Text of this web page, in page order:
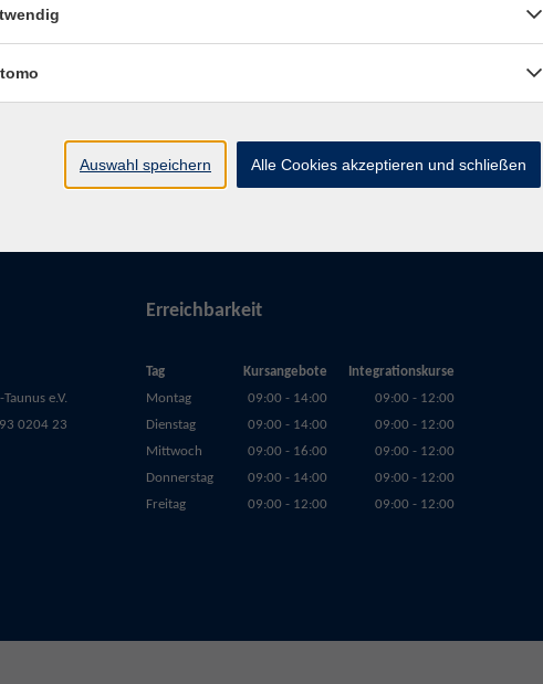
e.V.
0204 23
Erreichbarkeit
Tag Kursangebote
Integrationskurse
Montag
09:00 - 14:00
09:00 - 12:00
Dienstag
09:00 - 14:00
09:00 - 12:00
Mittwoch
09:00 - 16:00
09:00 - 12:00
Donnerstag
09:00 - 14:00
09:00 - 12:00
Freitag
09:00 - 12:00 09:00 - 12:00
Auswahl speichern Alle Cookies akzeptieren und schließen